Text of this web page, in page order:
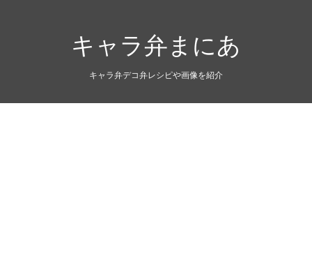
キャラ弁まにあ
キャラ弁デコ弁レシピや画像を紹介